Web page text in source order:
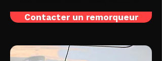
Contacter un remorqueur